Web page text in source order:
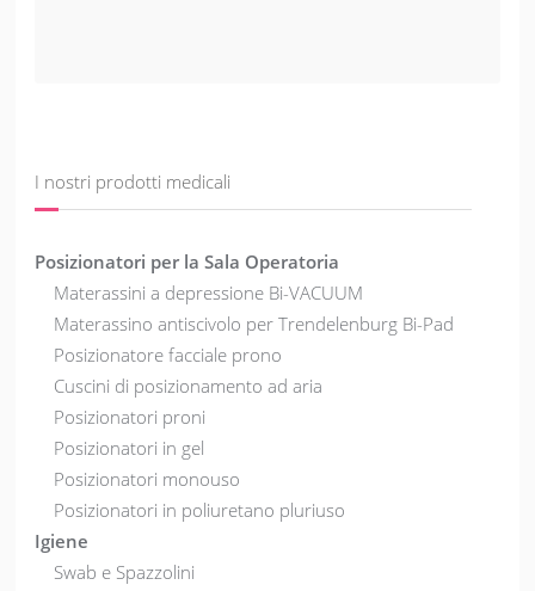
I nostri prodotti medicali
Posizionatori per la Sala Operatoria
Materassini a depressione Bi-VACUUM
Materassino antiscivolo per Trendelenburg Bi-Pad
Posizionatore facciale prono
Cuscini di posizionamento ad aria
Posizionatori proni
Posizionatori in gel
Posizionatori monouso
Posizionatori in poliuretano pluriuso
Igiene
Swab e Spazzolini